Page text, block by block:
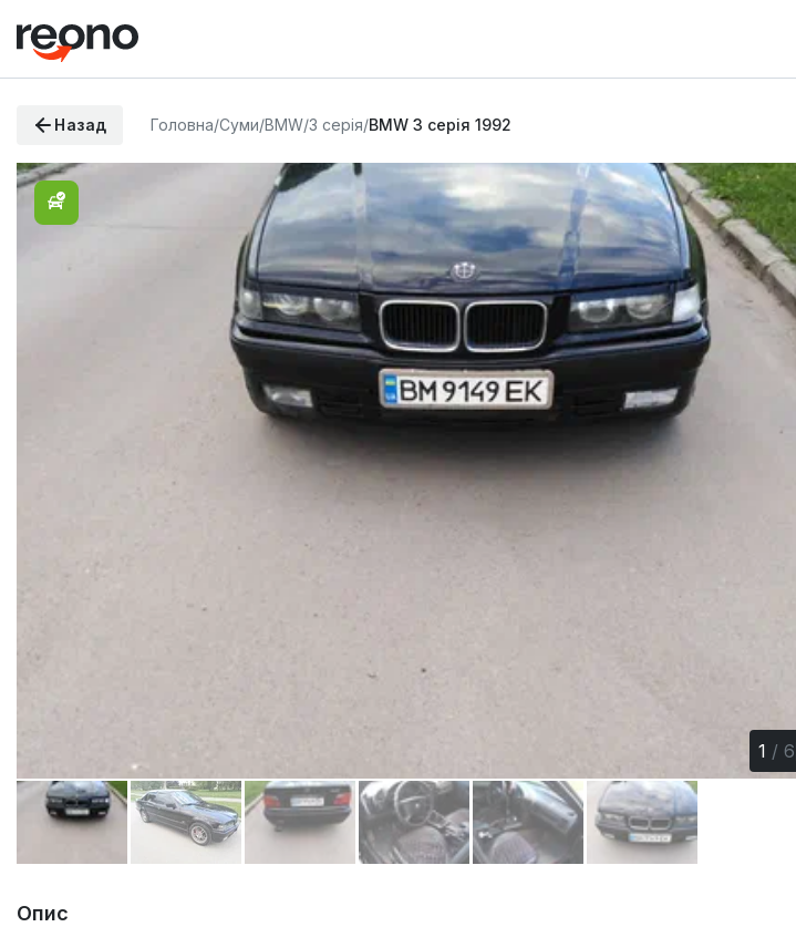
Назад Головна/Суми/BMW/3 серія/BMW 3 серія 1992
1 /6
Опис